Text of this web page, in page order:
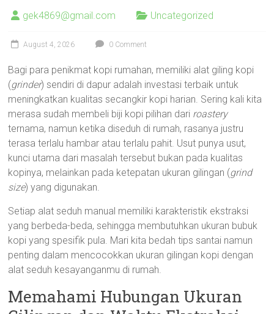
gek4869@gmail.com Uncategorized
August 4, 2026 0 Comment
Bagi para penikmat kopi rumahan, memiliki alat giling kopi
(grinder) sendiri di dapur adalah investasi terbaik untuk
meningkatkan kualitas secangkir kopi harian. Sering kali kita
merasa sudah membeli biji kopi pilihan dari roastery
ternama, namun ketika diseduh di rumah, rasanya justru
terasa terlalu hambar atau terlalu pahit. Usut punya usut,
kunci utama dari masalah tersebut bukan pada kualitas
kopinya, melainkan pada ketepatan ukuran gilingan (grind
size) yang digunakan.
Setiap alat seduh manual memiliki karakteristik ekstraksi
yang berbeda-beda, sehingga membutuhkan ukuran bubuk
kopi yang spesifik pula. Mari kita bedah tips santai namun
penting dalam mencocokkan ukuran gilingan kopi dengan
alat seduh kesayanganmu di rumah.
Memahami Hubungan Ukuran